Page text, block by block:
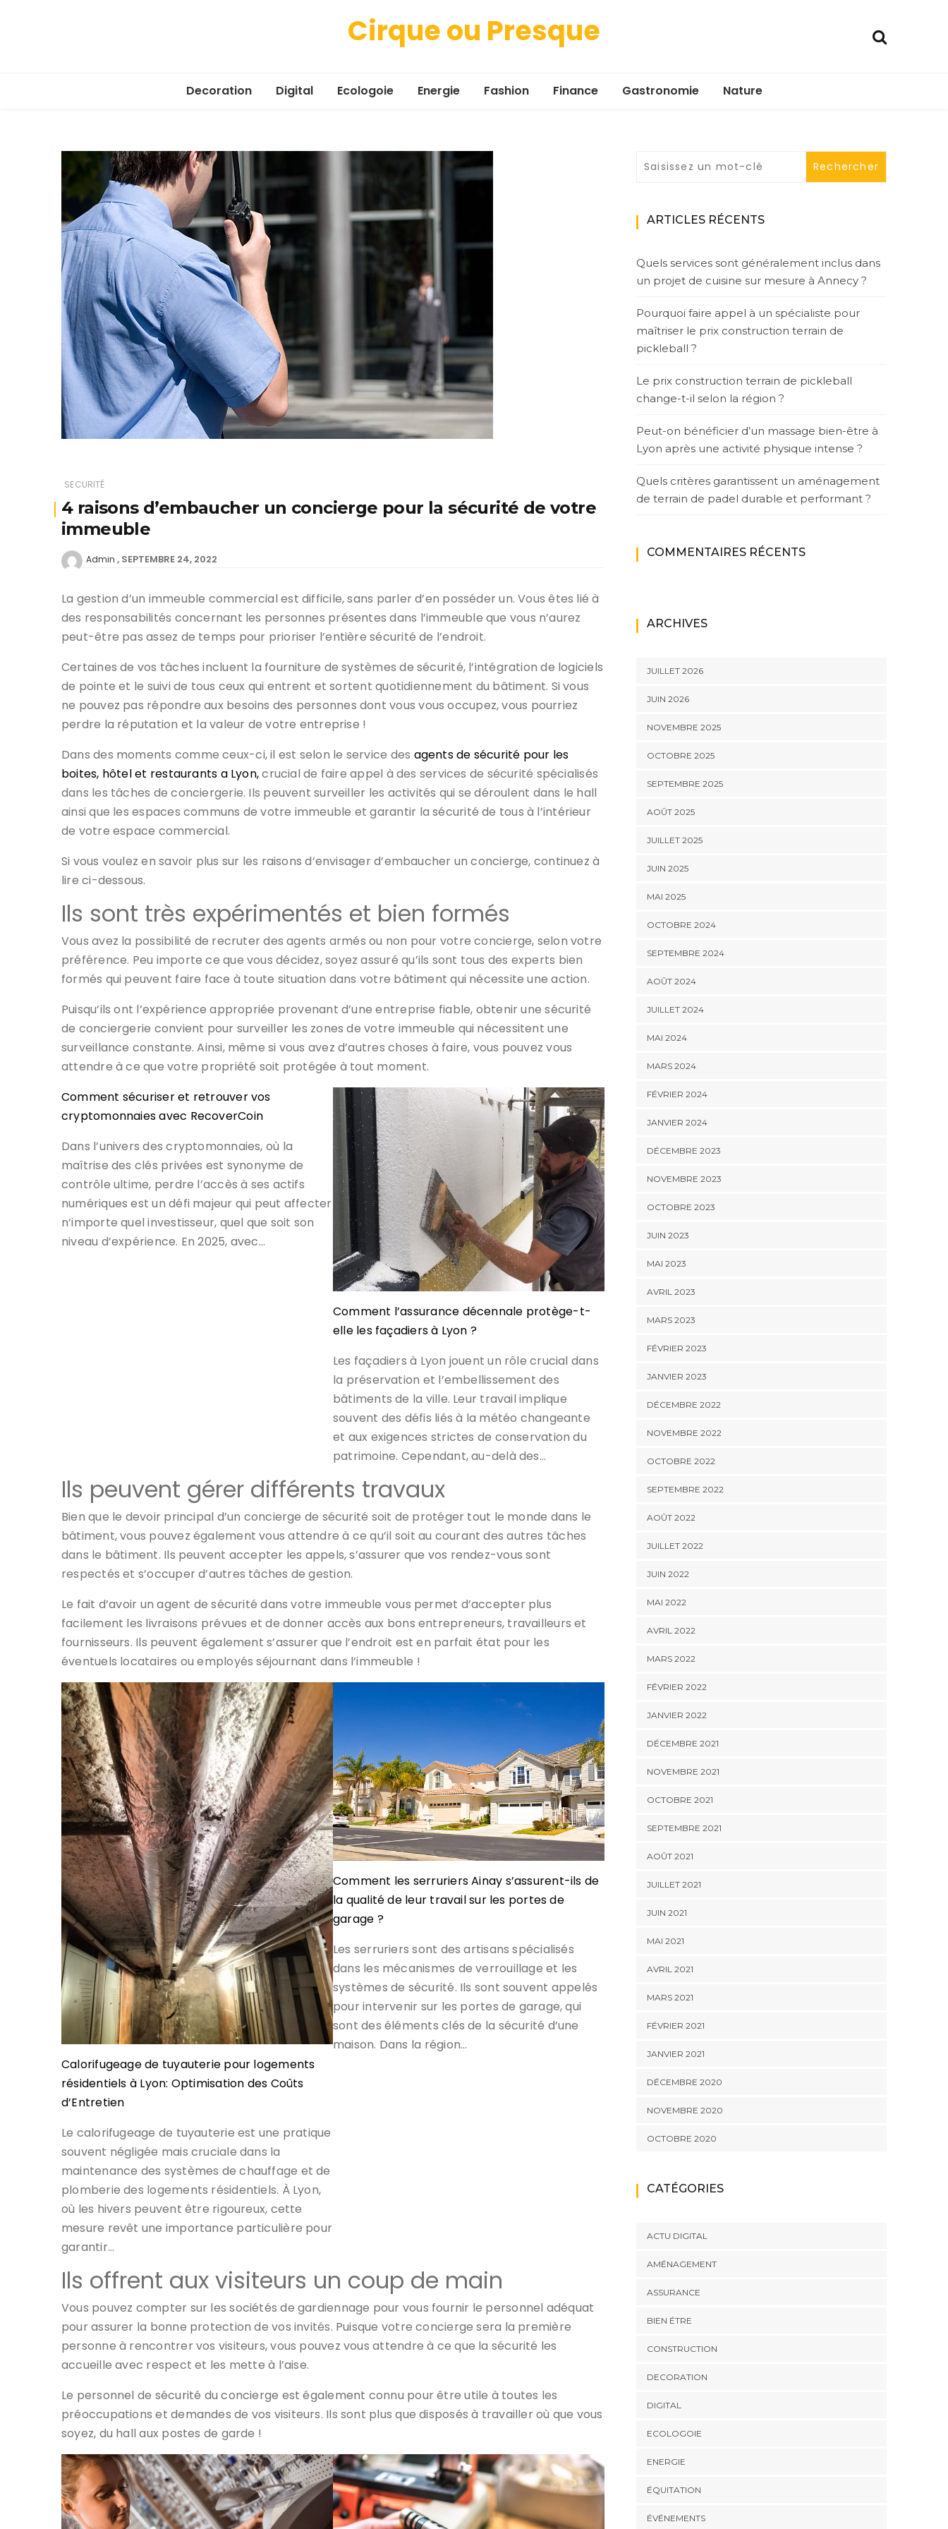
Cirque ou Presque
Decoration Digital Ecologoie Energie Fashion Finance Gastronomie Nature
SECURITÉ
4 raisons d’embaucher un concierge pour la sécurité de votre
immeuble
Admin SEPTEMBRE 24, 2022
La gestion d’un immeuble commercial est difficile, sans parler d’en posséder un. Vous êtes lié à
des responsabilités concernant les personnes présentes dans l’immeuble que vous n’aurez
peut-être pas assez de temps pour prioriser l’entière sécurité de l’endroit.
Certaines de vos tâches incluent la fourniture de systèmes de sécurité, l’intégration de logiciels
de pointe et le suivi de tous ceux qui entrent et sortent quotidiennement du bâtiment. Si vous
ne pouvez pas répondre aux besoins des personnes dont vous vous occupez, vous pourriez
perdre la réputation et la valeur de votre entreprise !
Dans des moments comme ceux-ci, il est selon le service des agents de sécurité pour les
boites, hôtel et restaurants a Lyon,crucial de faire appel à des services de sécurité spécialisés
dans les tâches de conciergerie. Ils peuvent surveiller les activités qui se déroulent dans le hall
ainsi que les espaces communs de votre immeuble et garantir la sécurité de tous à l’intérieur
de votre espace commercial.
Si vous voulez en savoir plus sur les raisons d’envisager d’embaucher un concierge, continuez à
lire ci-dessous.
Ils sont très expérimentés et bien formés
Vous avez la possibilité de recruter des agents armés ou non pour votre concierge, selon votre
préférence. Peu importe ce que vous décidez, soyez assuré qu’ils sont tous des experts bien
formés qui peuvent faire face à toute situation dans votre bâtiment qui nécessite une action.
Puisqu’ils ont l’expérience appropriée provenant d’une entreprise fiable, obtenir une sécurité
de conciergerie convient pour surveiller les zones de votre immeuble qui nécessitent une
surveillance constante. Ainsi, même si vous avez d’autres choses à faire, vous pouvez vous
attendre à ce que votre propriété soit protégée à tout moment.
Comment sécuriser et retrouver vos
cryptomonnaies avec RecoverCoin
Dans l’univers des cryptomonnaies, où la
maîtrise des clés privées est synonyme de
contrôle ultime, perdre l’accès à ses actifs
numériques est un défi majeur qui peut affecter
n’importe quel investisseur, quel que soit son
niveau d’expérience. En 2025, avec…
Comment l’assurance décennale protège-t-
elle les façadiers à Lyon ?
Les façadiers à Lyon jouent un rôle crucial dans
la préservation et l’embellissement des
bâtiments de la ville. Leur travail implique
souvent des défis liés à la météo changeante
et aux exigences strictes de conservation du
patrimoine. Cependant, au-delà des…
Ils peuvent gérer différents travaux
Bien que le devoir principal d’un concierge de sécurité soit de protéger tout le monde dans le
bâtiment, vous pouvez également vous attendre à ce qu’il soit au courant des autres tâches
dans le bâtiment. Ils peuvent accepter les appels, s’assurer que vos rendez-vous sont
respectés et s’occuper d’autres tâches de gestion.
Le fait d’avoir un agent de sécurité dans votre immeuble vous permet d’accepter plus
facilement les livraisons prévues et de donner accès aux bons entrepreneurs, travailleurs et
fournisseurs. Ils peuvent également s’assurer que l’endroit est en parfait état pour les
éventuels locataires ou employés séjournant dans l’immeuble !
Calorifugeage de tuyauterie pour logements
résidentiels à Lyon: Optimisation des Coûts
d’Entretien
Le calorifugeage de tuyauterie est une pratique
souvent négligée mais cruciale dans la
maintenance des systèmes de chauffage et de
plomberie des logements résidentiels. À Lyon,
où les hivers peuvent être rigoureux, cette
mesure revêt une importance particulière pour
garantir…
Comment les serruriers Ainay s’assurent-ils de
la qualité de leur travail sur les portes de
garage ?
Les serruriers sont des artisans spécialisés
dans les mécanismes de verrouillage et les
systèmes de sécurité. Ils sont souvent appelés
pour intervenir sur les portes de garage, qui
sont des éléments clés de la sécurité d’une
maison. Dans la région…
Ils offrent aux visiteurs un coup de main
Vous pouvez compter sur les sociétés de gardiennage pour vous fournir le personnel adéquat
pour assurer la bonne protection de vos invités. Puisque votre concierge sera la première
personne à rencontrer vos visiteurs, vous pouvez vous attendre à ce que la sécurité les
accueille avec respect et les mette à l’aise.
Le personnel de sécurité du concierge est également connu pour être utile à toutes les
préoccupations et demandes de vos visiteurs. Ils sont plus que disposés à travailler où que vous
soyez, du hall aux postes de garde !
ARTICLES RÉCENTS
Quels services sont généralement inclus dans
un projet de cuisine sur mesure à Annecy ?
Pourquoi faire appel à un spécialiste pour
maîtriser le prix construction terrain de
pickleball ?
Le prix construction terrain de pickleball
change-t-il selon la région ?
Peut-on bénéficier d’un massage bien-être à
Lyon après une activité physique intense ?
Quels critères garantissent un aménagement
de terrain de padel durable et performant ?
COMMENTAIRES RÉCENTS
ARCHIVES
JUILLET 2026
JUIN 2026
NOVEMBRE 2025
OCTOBRE 2025
SEPTEMBRE 2025
AOÛT 2025
JUILLET 2025
JUIN 2025
MAI 2025
OCTOBRE 2024
SEPTEMBRE 2024
AOÛT 2024
JUILLET 2024
MAI 2024
MARS 2024
FÉVRIER 2024
JANVIER 2024
DÉCEMBRE 2023
NOVEMBRE 2023
OCTOBRE 2023
JUIN 2023
MAI 2023
AVRIL 2023
MARS 2023
FÉVRIER 2023
JANVIER 2023
DÉCEMBRE 2022
NOVEMBRE 2022
OCTOBRE 2022
SEPTEMBRE 2022
AOÛT 2022
JUILLET 2022
JUIN 2022
MAI 2022
AVRIL 2022
MARS 2022
FÉVRIER 2022
JANVIER 2022
DÉCEMBRE 2021
NOVEMBRE 2021
OCTOBRE 2021
SEPTEMBRE 2021
AOÛT 2021
JUILLET 2021
JUIN 2021
MAI 2021
AVRIL 2021
MARS 2021
FÉVRIER 2021
JANVIER 2021
DÉCEMBRE 2020
NOVEMBRE 2020
OCTOBRE 2020
CATÉGORIES
ACTU DIGITAL
AMÉNAGEMENT
ASSURANCE
BIEN ÉTRE
CONSTRUCTION
DECORATION
DIGITAL
ECOLOGOIE
ENERGIE
ÉQUITATION
ÉVÉNEMENTS